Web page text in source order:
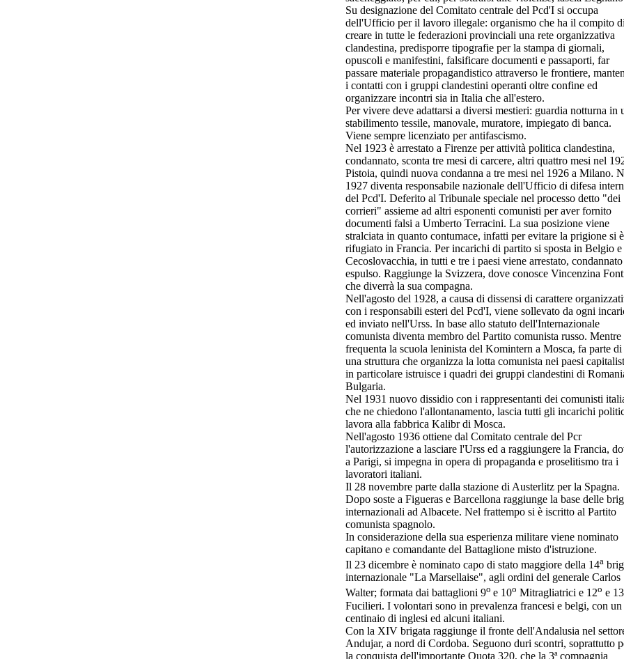
Su designazione del Comitato centrale del Pcd'I si occupa
dell'Ufficio per il lavoro illegale: organismo che ha il compito di
creare in tutte le federazioni provinciali una rete organizzativa
clandestina, predisporre tipografie per la stampa di giornali,
opuscoli e manifestini, falsificare documenti e passaporti, far
passare materiale propagandistico attraverso le frontiere,
i contatti con i gruppi clandestini operanti oltre confine ed
organizzare incontri sia in Italia che all'estero.
Per vivere deve adattarsi a diversi mestieri: guardia notturna in
stabilimento tessile, manovale, muratore, impiegato di banca.
Viene sempre licenziato per antifascismo.
Nel 1923 è arrestato a Firenze per attività politica clandestina,
condannato, sconta tre mesi di carcere, altri quattro mesi nel
Pistoia, quindi nuova condanna a tre mesi nel 1926 a Milano.
1927 diventa responsabile nazionale dell'Ufficio di difesa
del Pcd'I. Deferito al Tribunale speciale nel processo detto "dei
corrieri" assieme ad altri esponenti comunisti per aver fornito
documenti falsi a Umberto Terracini. La sua posizione viene
stralciata in quanto contumace, infatti per evitare la prigione si è
rifugiato in Francia. Per incarichi di partito si sposta in Belgio e
Cecoslovacchia, in tutti e tre i paesi viene arrestato, condannato
espulso. Raggiunge la Svizzera, dove conosce Vincenzina
che diverrà la sua compagna.
Nell'agosto del 1928, a causa di dissensi di carattere
con i responsabili esteri del Pcd'I, viene sollevato da ogni
ed inviato nell'Urss. In base allo statuto dell'Internazionale
comunista diventa membro del Partito comunista russo. Mentre
frequenta la scuola leninista del Komintern a Mosca, fa parte di
una struttura che organizza la lotta comunista nei paesi
in particolare istruisce i quadri dei gruppi clandestini di
Bulgaria.
Nel 1931 nuovo dissidio con i rappresentanti dei comunisti
che ne chiedono l'allontanamento, lascia tutti gli incarichi
lavora alla fabbrica Kalibr di Mosca.
Nell'agosto 1936 ottiene dal Comitato centrale del Pcr
l'autorizzazione a lasciare l'Urss ed a raggiungere la Francia,
a Parigi, si impegna in opera di propaganda e proselitismo tra i
lavoratori italiani.
Il 28 novembre parte dalla stazione di Austerlitz per la Spagna.
Dopo soste a Figueras e Barcellona raggiunge la base delle
internazionali ad Albacete. Nel frattempo si è iscritto al Partito
comunista spagnolo.
In considerazione della sua esperienza militare viene nominato
capitano e comandante del Battaglione misto d'istruzione.
Il 23 dicembre è nominato capo di stato maggiore della 14a
internazionale "La Marsellaise", agli ordini del generale Carlos
Walter; formata dai battaglioni 9o e 10o Mitragliatrici e 12o e 13
Fucilieri. I volontari sono in prevalenza francesi e belgi, con un
centinaio di inglesi ed alcuni italiani.
Con la XIV brigata raggiunge il fronte dell'Andalusia nel
Andujar, a nord di Cordoba. Seguono duri scontri, soprattutto
la conquista dell'importante Quota 320, che la 3ª compagnia